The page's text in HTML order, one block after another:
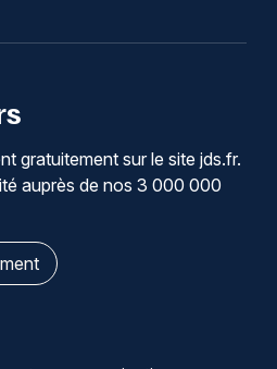
gratuitement sur le site jds.fr.
auprès de nos 3 000 000